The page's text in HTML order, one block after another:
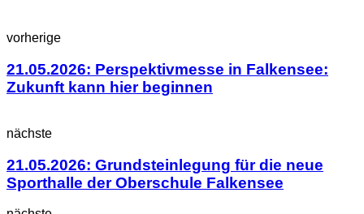
vorherige
21.05.2026: Perspektivmesse in Falkensee:
Zukunft kann hier beginnen
nächste
21.05.2026: Grundsteinlegung für die neue
Sporthalle der Oberschule Falkensee